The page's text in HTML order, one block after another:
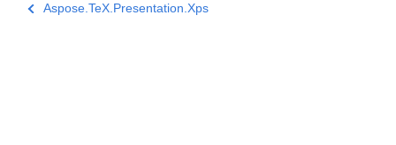
Aspose.TeX.Presentation.Xps